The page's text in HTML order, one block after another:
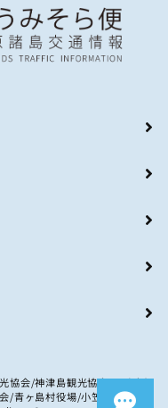
協会/神津島観光協会/八丈島観
/青ヶ島村役場/小笠原村観光局